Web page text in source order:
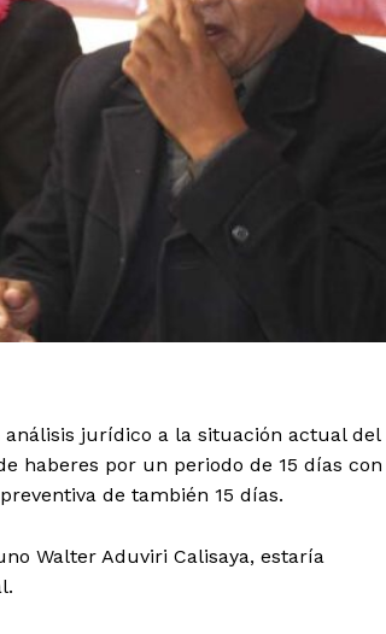
análisis jurídico a la situación actual del
haberes por un periodo de 15 días con
de también 15 días.
Walter Aduviri Calisaya, estaría